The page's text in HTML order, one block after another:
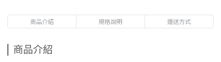
商品介紹 規格說明 運送方式
商品介紹